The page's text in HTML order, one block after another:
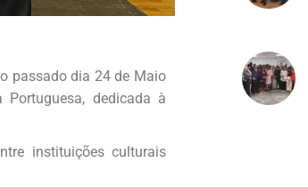
passado dia 24 de Maio
dedicada à
instituições culturais